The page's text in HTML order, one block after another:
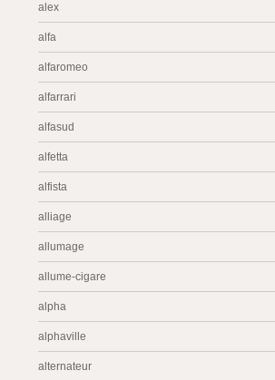
alex
alfa
alfaromeo
alfarrari
alfasud
alfetta
alfista
alliage
allumage
allume-cigare
alpha
alphaville
alternateur